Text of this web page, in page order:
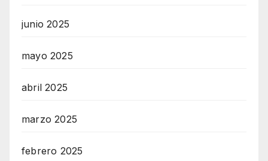
junio 2025
mayo 2025
abril 2025
marzo 2025
febrero 2025